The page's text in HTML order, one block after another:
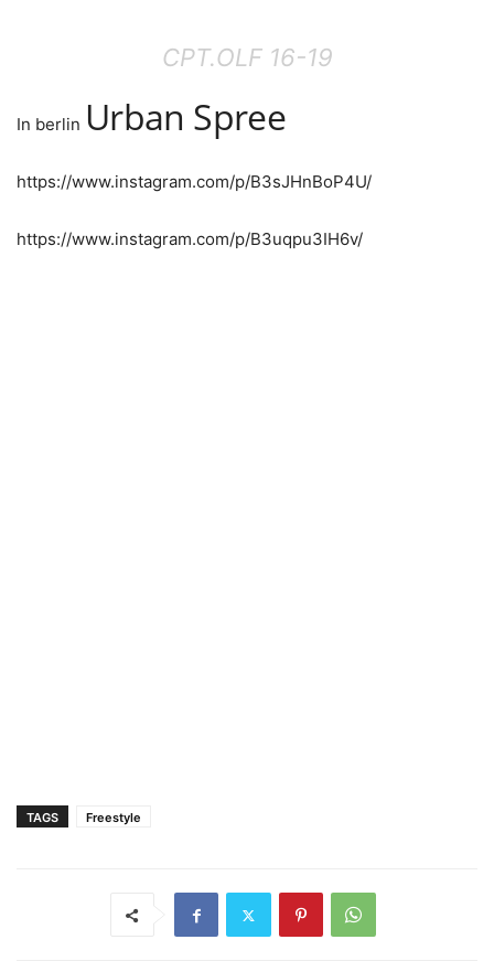
CPT.OLF 16-19
In berlin Urban Spree
https://www.instagram.com/p/B3sJHnBoP4U/
https://www.instagram.com/p/B3uqpu3IH6v/
TAGS Freestyle